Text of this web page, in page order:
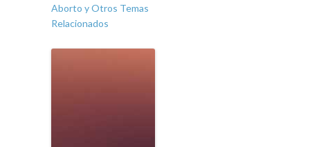
Aborto y Otros Temas
Relacionados